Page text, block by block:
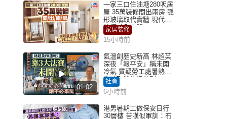
一家三口住油塘280呎居
屋 35萬裝修間出兩房 弧
形玻璃取代實牆 現代神
枱櫃融入玄關
家居裝修
15小時前
01:02
氣溫創歷史新高 林超英
深夜「報平安」稱未開
冷氣 質疑勞工處暑熱警
告「取消也沒分別」
社會
6小時前
港男暑期工做保安日行
30層樓 苦嘆似軍訓：冇